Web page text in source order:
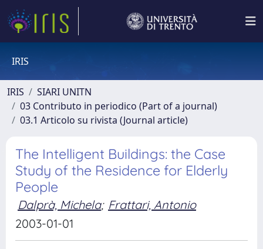
IRIS
IRIS
SIARI UNITN
03 Contributo in periodico (Part of a journal)
03.1 Articolo su rivista (Journal article)
The Intelligent Buildings: the Case
Study of the Residence for Elderly
People
Dalprà, Michela; Frattari, Antonio
2003-01-01